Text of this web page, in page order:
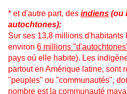
* et d'autre part, des indiens (ou
autochtones);
Sur ses 13,8 millions d'habitants
environ 6 millions
pays où elle habite). Les
partout en Amérique latine, sont
"peuples" ou "communautés",
nombre est la communauté